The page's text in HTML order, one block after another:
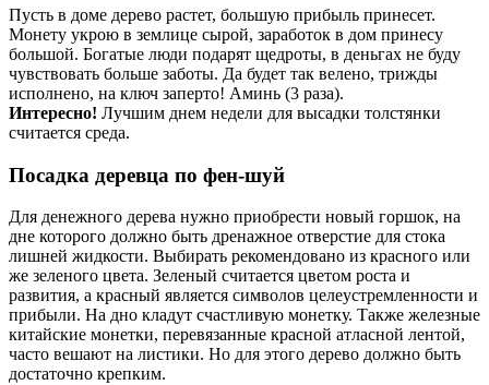
Пусть в доме дерево растет, большую прибыль принесет.
Монету укрою в землице сырой, заработок в дом принесу
большой. Богатые люди подарят щедроты, в деньгах не буду
чувствовать больше заботы. Да будет так велено, трижды
исполнено, на ключ заперто! Аминь (3 раза).
Интересно! Лучшим днем недели для высадки толстянки
считается среда.
Посадка деревца по фен-шуй
Для денежного дерева нужно приобрести новый горшок, на
дне которого должно быть дренажное отверстие для стока
лишней жидкости. Выбирать рекомендовано из красного или
же зеленого цвета. Зеленый считается цветом роста и
развития, а красный является символов целеустремленности и
прибыли. На дно кладут счастливую монетку. Также железные
китайские монетки, перевязанные красной атласной лентой,
часто вешают на листики. Но для этого дерево должно быть
достаточно крепким.